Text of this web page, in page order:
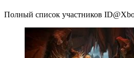
Полный список участников